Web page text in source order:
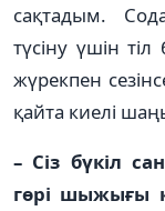
сақтадым.
түсіну үшін
жүрекпен
қайта киелі
– Сіз бүкіл
гөрі шы­жы­ғы